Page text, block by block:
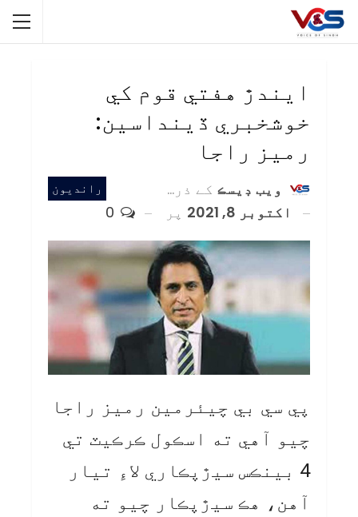
ايندڙ هفتي قوم کي
خوشخبري ڏينداسين:
رميز راجا
رانديون ويب ڊيسڪ کے ذریعہ
اکتوبر 8, 2021
پر
پي سي بي چيئرمين رميز راجا
چيو آهي ته اسڪول ڪرڪيٽ تي
4 بينڪس سيڙپڪاري لاءِ تيار
آهن، هڪ سيڙپڪار چيو ته